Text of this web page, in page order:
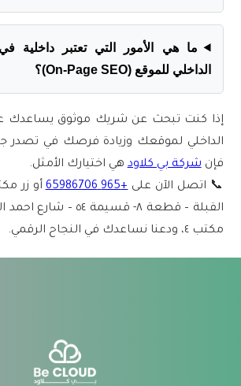
ما هي الأمور التي تعتبر داخلية
الداخلي للموقع (On-Page SEO)؟
إذا كنت تبحث عن شريك موثوق يساعدك
الداخلي لموقعك وزيادة فرصك في تصدر
فإنشركة بي كلاودهي اختيارك الأمثل.
📞 اتصل الآن على+965 65986706
أو زر
القبلة – قطعة ٨- قسيمة
مكتب ٤، ودعنا نساعدك في النجاح الرقمي.